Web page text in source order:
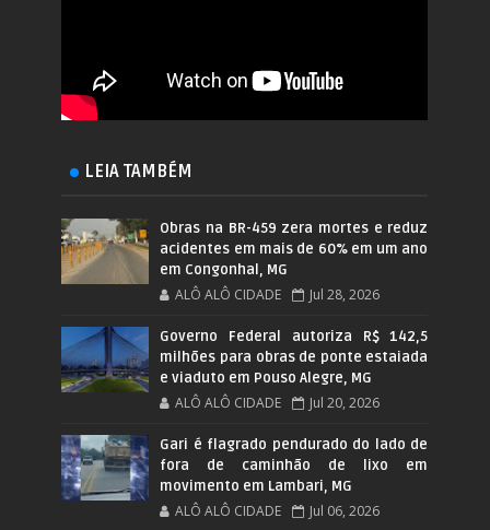
LEIA TAMBÉM
Obras na BR-459 zera mortes e reduz
acidentes em mais de 60% em um ano
em Congonhal, MG
ALÔ ALÔ CIDADE Jul 28, 2026
Governo Federal autoriza R$ 142,5
milhões para obras de ponte estaiada
e viaduto em Pouso Alegre, MG
ALÔ ALÔ CIDADE Jul 20, 2026
Gari é flagrado pendurado do lado de
fora de caminhão de lixo em
movimento em Lambari, MG
ALÔ ALÔ CIDADE Jul 06, 2026